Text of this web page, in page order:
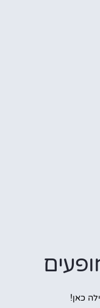
כאן!